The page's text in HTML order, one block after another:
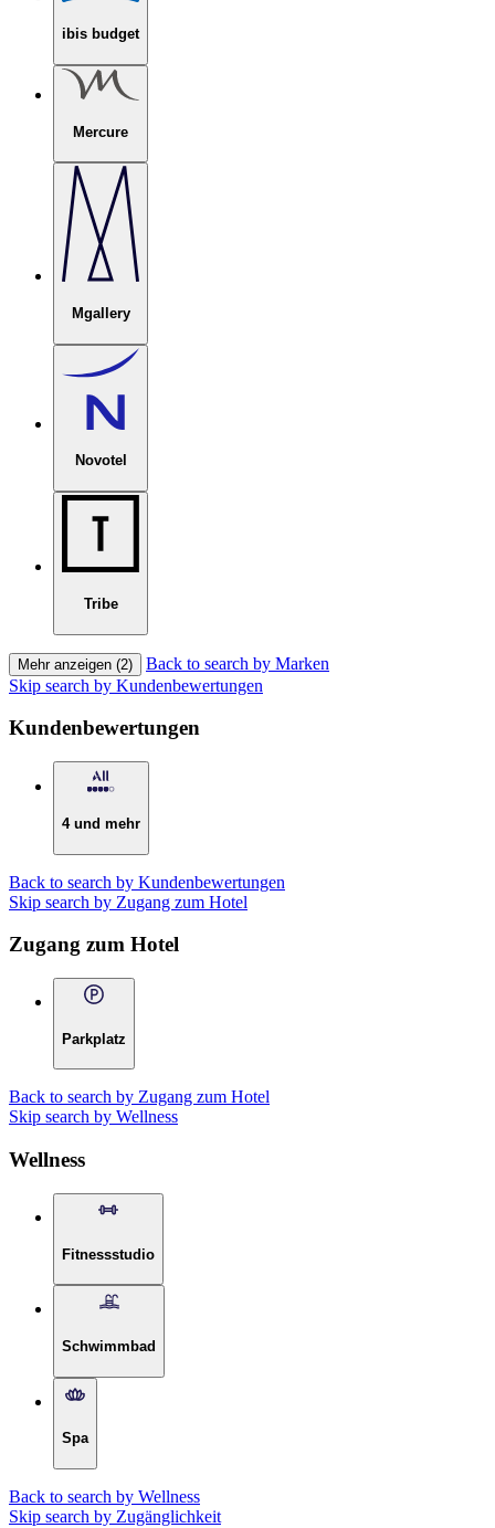
ibis budget
Mercure
Mgallery
Novotel
Tribe
Mehr anzeigen (2)
Back to search by Marken
Skip search by Kundenbewertungen
Kundenbewertungen
4 und mehr
Back to search by Kundenbewertungen
Skip search by Zugang zum Hotel
Zugang zum Hotel
Parkplatz
Back to search by Zugang zum Hotel
Skip search by Wellness
Wellness
Fitnessstudio
Schwimmbad
Spa
Back to search by Wellness
Skip search by Zugänglichkeit